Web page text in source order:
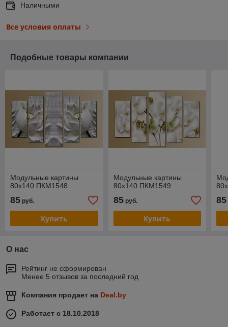
Наличными
Все условия оплаты
Подобные товары компании
Модульные картины
80x140 ПКМ1548
85 руб.
Купить
Модульные картины
80x140 ПКМ1549
85руб.
Купить
85
О нас
Рейтинг не сформирован
Менее 5 отзывов за последний год
Компания продает на Deal.by
Работает с 18.10.2018